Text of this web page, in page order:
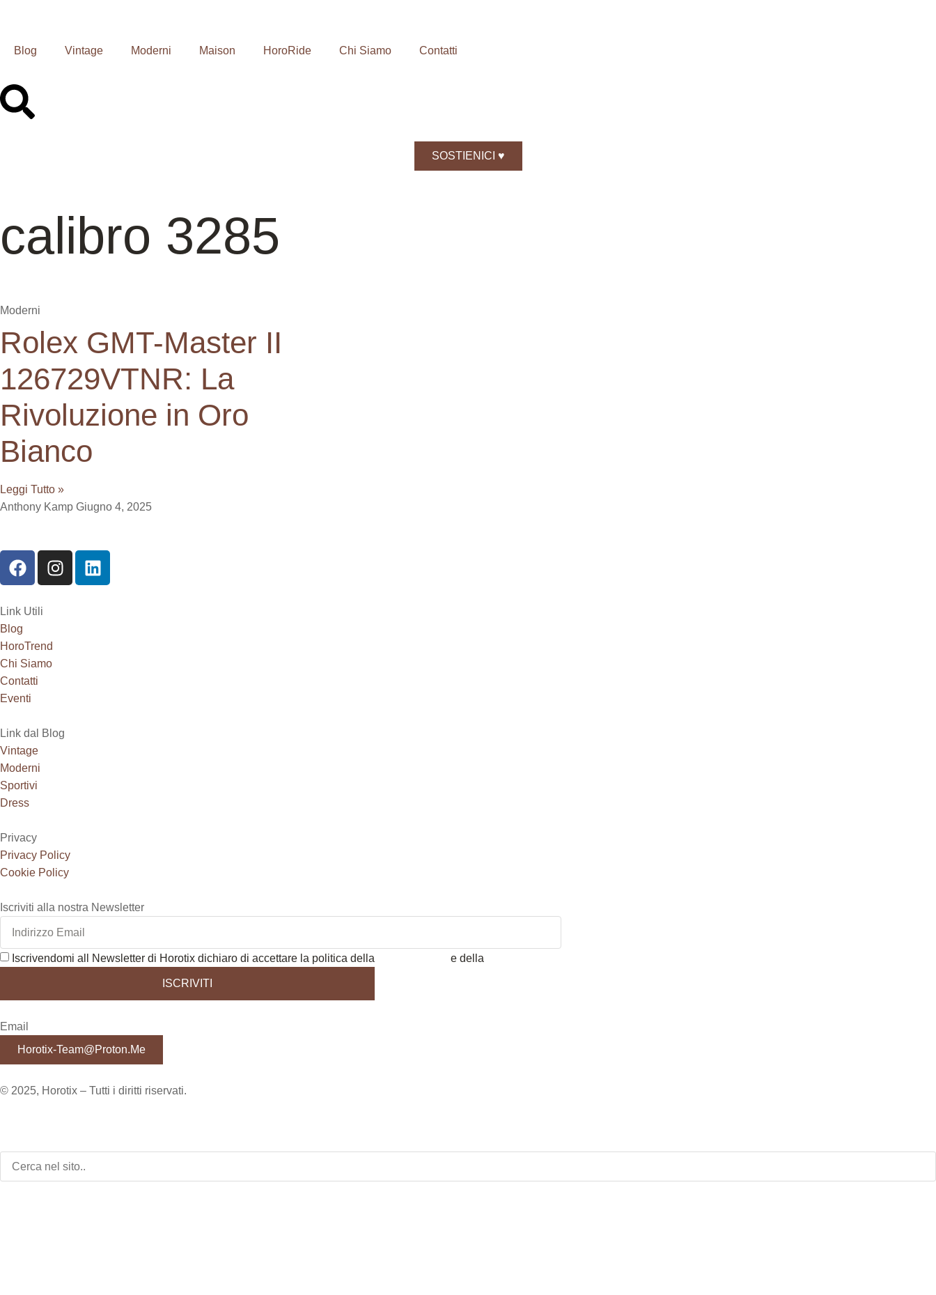
Blog Vintage Moderni Maison HoroRide Chi Siamo Contatti
SOSTIENICI ♥️
calibro 3285
Moderni
Rolex GMT-Master II
126729VTNR: La
Rivoluzione in Oro
Bianco
Leggi Tutto »
Anthony Kamp Giugno 4, 2025
Link Utili
Blog
HoroTrend
Chi Siamo
Contatti
Eventi
Link dal Blog
Vintage
Moderni
Sportivi
Dress
Privacy
Privacy Policy
Cookie Policy
Iscriviti alla nostra Newsletter
Iscrivendomi all Newsletter di Horotix dichiaro di accettare la politica della e della
ISCRIVITI
Email
Horotix-Team@proton.me
© 2025, Horotix – Tutti i diritti riservati.